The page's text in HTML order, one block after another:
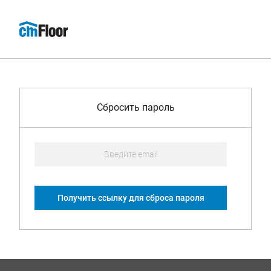
Сбросить пароль
Получить ссылку для сброса пароля